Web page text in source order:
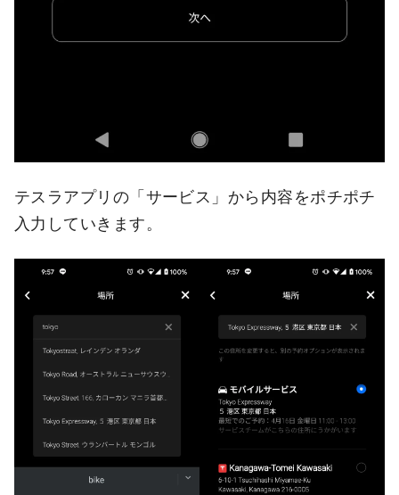
テスラアプリの「サービス」から内容をポチポチ
入力していきます。